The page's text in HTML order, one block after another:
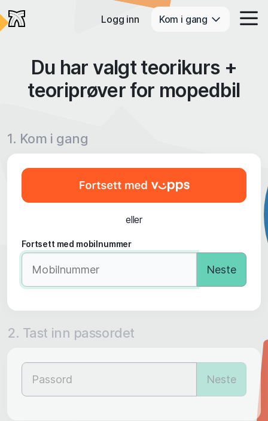
Logg inn Kom i gang
Du har valgt teorikurs +
teoriprøver for mopedbil
1. Kom i gang
eller
Fortsett med mobilnummer
Neste
2. Tast inn passordet
Neste